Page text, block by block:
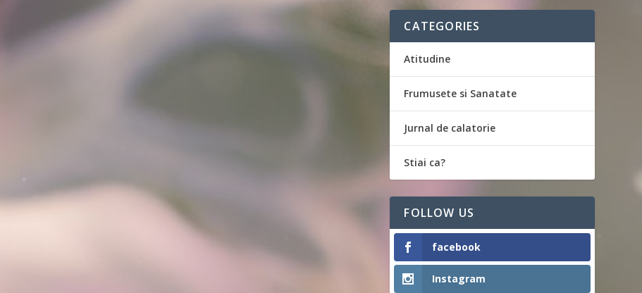
CATEGORIES
Atitudine
Frumusete si Sanatate
Jurnal de calatorie
Stiai ca?
FOLLOW US
facebook
Instagram